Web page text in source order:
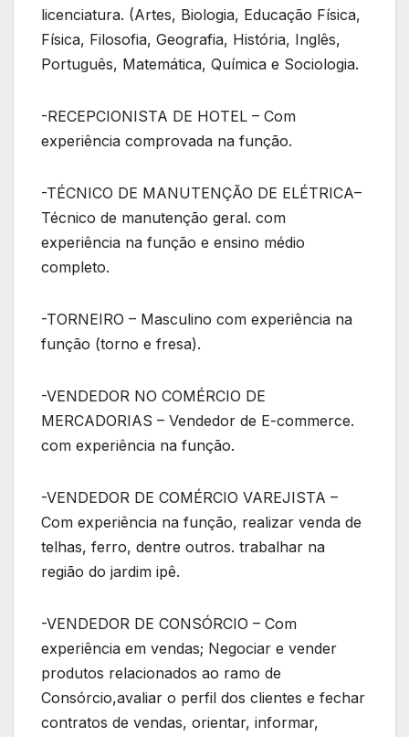
licenciatura. (Artes, Biologia, Educação Física,
Física, Filosofia, Geografia, História, Inglês,
Português, Matemática, Química e Sociologia.
-RECEPCIONISTA DE HOTEL – Com
experiência comprovada na função.
-TÉCNICO DE MANUTENÇÃO DE ELÉTRICA–
Técnico de manutenção geral. com
experiência na função e ensino médio
completo.
-TORNEIRO – Masculino com experiência na
função (torno e fresa).
-VENDEDOR NO COMÉRCIO DE
MERCADORIAS – Vendedor de E-commerce.
com experiência na função.
-VENDEDOR DE COMÉRCIO VAREJISTA –
Com experiência na função, realizar venda de
telhas, ferro, dentre outros. trabalhar na
região do jardim ipê.
-VENDEDOR DE CONSÓRCIO – Com
experiência em vendas; Negociar e vender
produtos relacionados ao ramo de
Consórcio,avaliar o perfil dos clientes e fechar
contratos de vendas, orientar, informar,